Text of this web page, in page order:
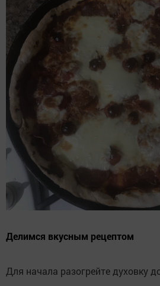
Делимся вкусным рецептом
Для начала разогрейте духовку